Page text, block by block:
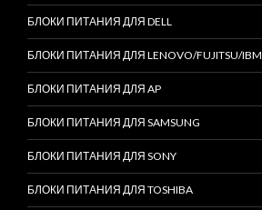
БЛОКИ ПИТАНИЯ ДЛЯ DELL
БЛОКИ ПИТАНИЯ ДЛЯ LENOVO/FUJITSU/IBM
БЛОКИ ПИТАНИЯ ДЛЯ AP
БЛОКИ ПИТАНИЯ ДЛЯ SAMSUNG
БЛОКИ ПИТАНИЯ ДЛЯ SONY
БЛОКИ ПИТАНИЯ ДЛЯ TOSHIBA